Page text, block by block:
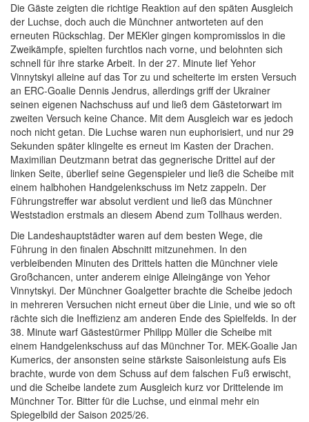
Die Gäste zeigten die richtige Reaktion auf den späten Ausgleich
der Luchse, doch auch die Münchner antworteten auf den
erneuten Rückschlag. Der MEKler gingen kompromisslos in die
Zweikämpfe, spielten furchtlos nach vorne, und belohnten sich
schnell für ihre starke Arbeit. In der 27. Minute lief Yehor
Vinnytskyi alleine auf das Tor zu und scheiterte im ersten Versuch
an ERC-Goalie Dennis Jendrus, allerdings griff der Ukrainer
seinen eigenen Nachschuss auf und ließ dem Gästetorwart im
zweiten Versuch keine Chance. Mit dem Ausgleich war es jedoch
noch nicht getan. Die Luchse waren nun euphorisiert, und nur 29
Sekunden später klingelte es erneut im Kasten der Drachen.
Maximilian Deutzmann betrat das gegnerische Drittel auf der
linken Seite, überlief seine Gegenspieler und ließ die Scheibe mit
einem halbhohen Handgelenkschuss im Netz zappeln. Der
Führungstreffer war absolut verdient und ließ das Münchner
Weststadion erstmals an diesem Abend zum Tollhaus werden.
Die Landeshauptstädter waren auf dem besten Wege, die
Führung in den finalen Abschnitt mitzunehmen. In den
verbleibenden Minuten des Drittels hatten die Münchner viele
Großchancen, unter anderem einige Alleingänge von Yehor
Vinnytskyi. Der Münchner Goalgetter brachte die Scheibe jedoch
in mehreren Versuchen nicht erneut über die Linie, und wie so oft
rächte sich die Ineffizienz am anderen Ende des Spielfelds. In der
38. Minute warf Gästestürmer Philipp Müller die Scheibe mit
einem Handgelenkschuss auf das Münchner Tor. MEK-Goalie Jan
Kumerics, der ansonsten seine stärkste Saisonleistung aufs Eis
brachte, wurde von dem Schuss auf dem falschen Fuß erwischt,
und die Scheibe landete zum Ausgleich kurz vor Drittelende im
Münchner Tor. Bitter für die Luchse, und einmal mehr ein
Spiegelbild der Saison 2025/26.